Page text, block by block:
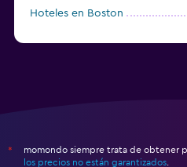
Hoteles en Boston
*
momondo siempre trata de obtener
los precios no están garantizados